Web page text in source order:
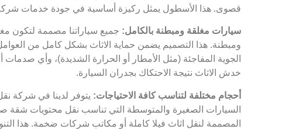
قصوى. هذا الأسطول يمثل ركيزة أساسية في جودة خدمات شركة
سيارات مغلقة ومبطنة بالكامل: جميع سياراتنا مصممة لتكون
ومبطنة. هذا التصميم يضمن حماية الاثاث بشكل كامل من العوامل
الجوية المفاجئة (مثل الأمطار أو الحرارة الشديدة)، وأي صدمات
خدش الاثاث نتيجة الاحتكاك بجدران السيارة.
أحجام مختلفة لتناسب كافة الاحتياجات: يتوفر لدينا في شركة
السيارات الصغيرة والمتوسطة التي تناسب نقل محتويات شقة
المصممة لنقل اثاث فيلا كاملة أو مكاتب شركات ضخمة. هذا